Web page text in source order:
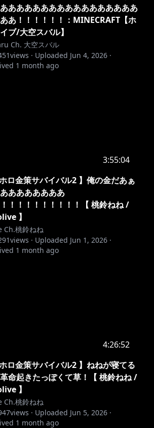
ああああああああああああああああ
あ！！！！！！：MINECRAFT【ホ
ブ/大空スバル】
Ch. 大空スバル
views · Uploaded Jun 4, 2026 ·
1 month ago
3:55:04
ホロ金策サバイバル2 】俺の金だあぁ
あああああああ
！！！！！！！！！【 桃鈴ねね /
】
Ch.桃鈴ねね
views · Uploaded Jun 1, 2026 ·
1 month ago
4:26:52
ホロ金策サバイバル2 】ねねが寝てる
命起きたっぽくて草！【 桃鈴ねね /
】
Ch.桃鈴ねね
views · Uploaded Jun 5, 2026 ·
1 month ago